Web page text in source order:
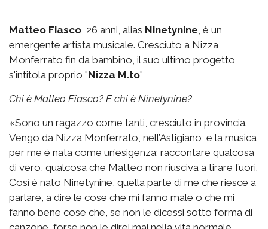
Matteo Fiasco , 26 anni, alias Ninetynine , è un
emergente artista musicale. Cresciuto a Nizza
Monferrato fin da bambino, il suo ultimo progetto
s'intitola proprio "Nizza M.to"
Chi è Matteo Fiasco? E chi è Ninetynine?
«Sono un ragazzo come tanti, cresciuto in provincia.
Vengo da Nizza Monferrato, nell’Astigiano, e la musica
per me è nata come un’esigenza: raccontare qualcosa
di vero, qualcosa che Matteo non riusciva a tirare fuori.
Così è nato Ninetynine, quella parte di me che riesce a
parlare, a dire le cose che mi fanno male o che mi
fanno bene cose che, se non le dicessi sotto forma di